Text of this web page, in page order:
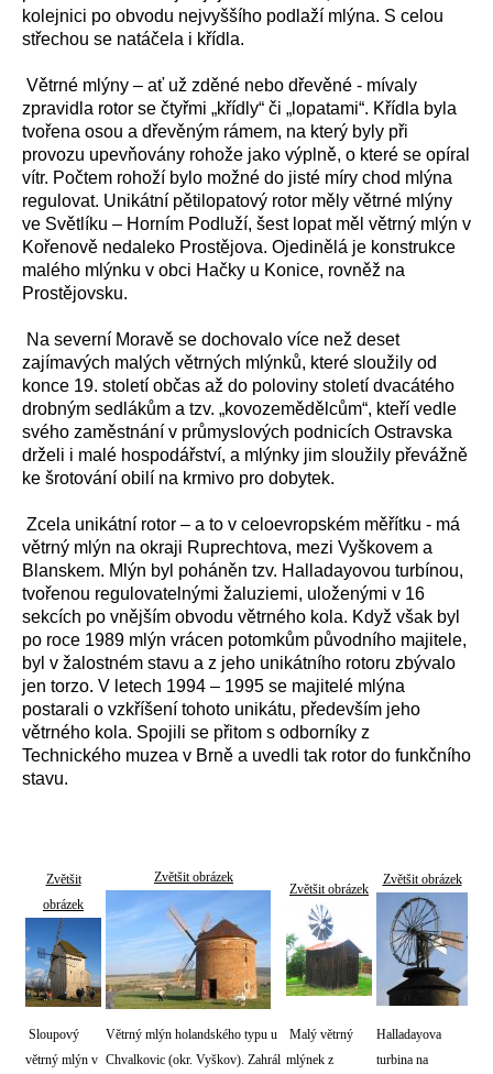
kolejnici po obvodu nejvyššího podlaží mlýna. S celou
střechou se natáčela i křídla.
Větrné mlýny – ať už zděné nebo dřevěné - mívaly
zpravidla rotor se čtyřmi „křídly“ či „lopatami“. Křídla byla
tvořena osou a dřevěným rámem, na který byly při
provozu upevňovány rohože jako výplně, o které se opíral
vítr. Počtem rohoží bylo možné do jisté míry chod mlýna
regulovat. Unikátní pětilopatový rotor měly větrné mlýny
ve Světlíku – Horním Podluží, šest lopat měl větrný mlýn v
Kořenově nedaleko Prostějova. Ojedinělá je konstrukce
malého mlýnku v obci Hačky u Konice, rovněž na
Prostějovsku.
Na severní Moravě se dochovalo více než deset
zajímavých malých větrných mlýnků, které sloužily od
konce 19. století občas až do poloviny století dvacátého
drobným sedlákům a tzv. „kovozemědělcům“, kteří vedle
svého zaměstnání v průmyslových podnicích Ostravska
drželi i malé hospodářství, a mlýnky jim sloužily převážně
ke šrotování obilí na krmivo pro dobytek.
Zcela unikátní rotor – a to v celoevropském měřítku - má
větrný mlýn na okraji Ruprechtova, mezi Vyškovem a
Blanskem. Mlýn byl poháněn tzv. Halladayovou turbínou,
tvořenou regulovatelnými žaluziemi, uloženými v 16
sekcích po vnějším obvodu větrného kola. Když však byl
po roce 1989 mlýn vrácen potomkům původního majitele,
byl v žalostném stavu a z jeho unikátního rotoru zbývalo
jen torzo. V letech 1994 – 1995 se majitelé mlýna
postarali o vzkříšení tohoto unikátu, především jeho
větrného kola. Spojili se přitom s odborníky z
Technického muzea v Brně a uvedli tak rotor do funkčního
stavu.
Zvětšit
obrázek
Zvětšit obrázek
Zvětšit obrázek
Zvětšit obrázek
Sloupový
větrný mlýn v
Větrný mlýn holandského typu u
Chvalkovic (okr. Vyškov). Zahrál
Malý větrný
mlýnek z
Halladayova
turbina na